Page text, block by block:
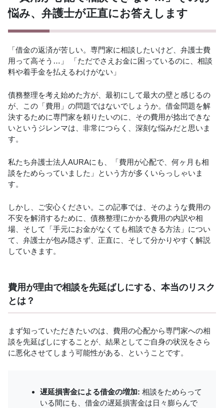
悩み、弁護士が正直にお答えします
「借金の返済が苦しい。専門家に相談したいけど、弁護士費
用って高そう…」 「ただでさえお金に困っているのに、相談
料や着手金を払えるわけがない」
債務整理を考え始めた方が、最初にして最大の壁と感じるの
が、この「費用」の問題ではないでしょうか。借金問題を解
決するために専門家を頼りたいのに、その費用が捻出できな
いというジレンマは、非常につらく、深刻な悩みだと思いま
す。
私たち弁護士法人AURAにも、「費用が心配で、何ヶ月も相
談をためらっていました」という方が多くいらっしゃいま
す。
しかし、ご安心ください。この記事では、そのような費用の
不安を解消するために、債務整理にかかる費用の内訳や相
場、そして「手元にお金がなくても相談できる方法」につい
て、弁護士が包み隠さず、正直に、そして分かりやすく解説
していきます。
費用が理由で相談を先延ばしにする、本当のリスク
とは？
まず知っていただきたいのは、費用の心配から専門家への相
談を先延ばしにすることが、結果としてご自身の状況をさら
に悪化させてしまう可能性がある、ということです。
遅延損害金による借金の増加: 相談をためらって
いる間にも、借金の遅延損害金は日々膨らんで